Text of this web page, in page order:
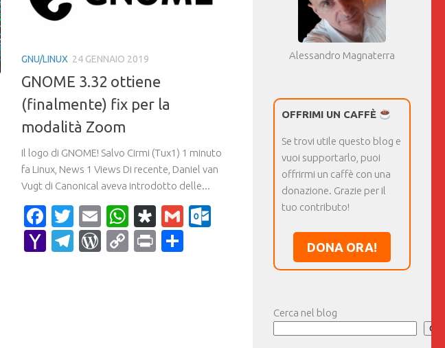
GNU/LINUX 24 GENNAIO 2019
GNOME 3.32 ottiene
(finalmente) fix per la
modalità Zoom
Il logo di GNOME! Salvo Cirmi (Tux1) 1 minuto
fa Linux, News 1 Views Di recente, Daniel van
Vugt di Canonical aveva introdotto delle...
Facebook
Twitter
EmailWhatsApp
Diaspora
GmailOutlook.com
YahooTelegram
WordPress
CopyPrint
Alessandro Magnaterra
OFFRIMI UN CAFFÈ
Se trovi utile questo blog e
vuoi supportarlo, puoi
offrirmi un caffè con una
donazione. Grazie per il
tuo contributo!
DONA ORA!
Cerca nel blog